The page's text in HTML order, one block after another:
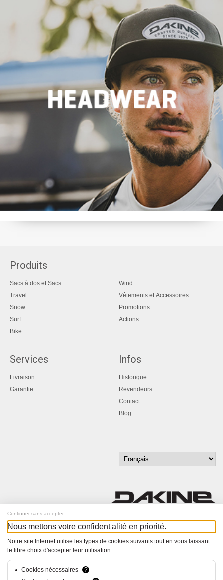
Produits
Sacs à dos et Sacs
Travel
Snow
Surf
Bike
Wind
Vêtements et Accessoires
Promotions
Actions
Services
Livraison
Garantie
Infos
Historique
Revendeurs
Contact
Blog
Inscrivez-vous à notre newsletter !
Tous droits réservés - Informations non contractuelles
Continuer sans accepter
Nous mettons votre confidentialité en priorité.
Notre site Internet utilise les types de cookies suivants tout en vous laissant
le libre choix d'accepter leur utilisation:
Cookies nécessaires
?